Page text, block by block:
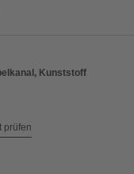
Kunststoff
prüfen